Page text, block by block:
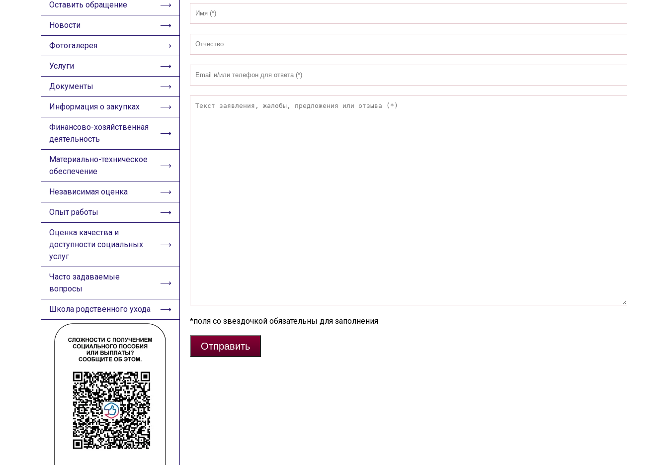
ИЗОБРАЖЕНИЯ
🔊 Включить озвучивание
Настройки по умолчанию
Настройки по умолчанию
Оставить обращение
Новости
Фотогалерея
Услуги
Документы
Информация о закупках
Финансово-хозяйственная
деятельность
Материально-техническое
обеспечение
Независимая оценка
Опыт работы
Оценка качества и
доступности социальных
услуг
Часто задаваемые
вопросы
Школа родственного ухода
*поля со звездочкой обязательны для заполнения
Отправить